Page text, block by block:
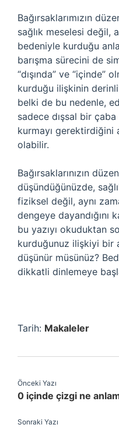
Bağırsaklarımızın
sağlık meselesi değil,
bedeniyle kurduğu
barışma sürecini de
“dışında” ve “içinde”
kurduğu ilişkinin
belki de bu nedenle,
sadece dışsal bir çaba
kurmayı gerektirdiğini
olabilir.
Bağırsaklarınızın
düşündüğünüzde,
fiziksel değil, aynı
dengeye dayandığını
bu yazıyı okuduktan
kurduğunuz ilişkiyi bir
düşünür müsünüz?
dikkatli dinlemeye
Tarih: Makaleler
Önceki Yazı
0 içinde çizgi ne
Sonraki Yazı